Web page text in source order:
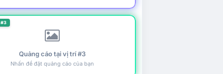
Quảng cáo tại vị trí #3
Nhấn để đặt quảng cáo của bạn